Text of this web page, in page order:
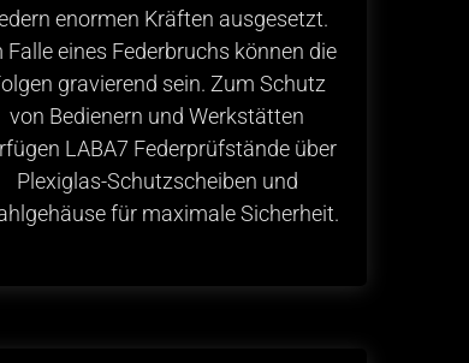
enormen Kräften ausgesetzt.
Falle eines Federbruchs können die
gravierend sein. Zum Schutz
von Bedienern und Werkstätten
LABA7 Federprüfstände über
Plexiglas-Schutzscheiben und
für maximale Sicherheit.